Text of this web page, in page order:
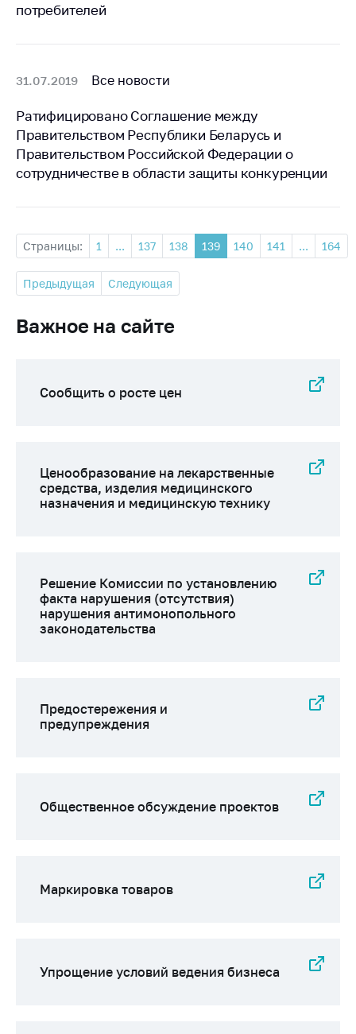
потребителей
31.07.2019 Все новости
Ратифицировано Соглашение между
Правительством Республики Беларусь и
Правительством Российской Федерации о
сотрудничестве в области защиты конкуренции
Страницы: 1 ... 137 138 139 140 141 ... 164
Предыдущая Следующая
Важное на сайте
Сообщить о росте цен
Ценообразование на лекарственные
средства, изделия медицинского
назначения и медицинскую технику
Решение Комиссии по установлению
факта нарушения (отсутствия)
нарушения антимонопольного
законодательства
Предостережения и
предупреждения
Общественное обсуждение проектов
Маркировка товаров
Упрощение условий ведения бизнеса